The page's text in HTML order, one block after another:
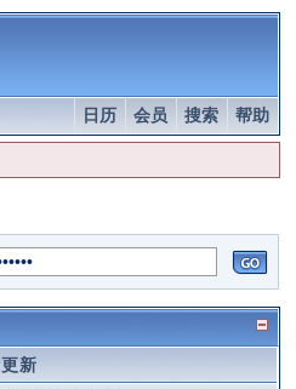
帮助
搜索
会员
日历
新